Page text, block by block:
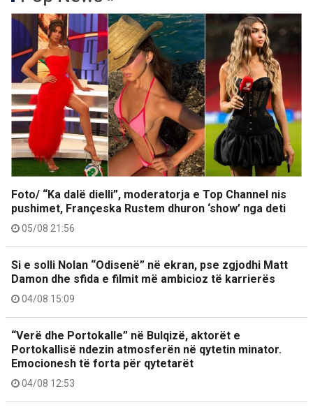
Foto/ “Ka dalë dielli”, moderatorja e Top Channel nis
pushimet, Françeska Rustem dhuron ‘show’ nga deti
05/08 21:56
Si e solli Nolan “Odisenë” në ekran, pse zgjodhi Matt
Damon dhe sfida e filmit më ambicioz të karrierës
04/08 15:09
“Verë dhe Portokalle” në Bulqizë, aktorët e
Portokallisë ndezin atmosferën në qytetin minator.
Emocionesh të forta për qytetarët
04/08 12:53